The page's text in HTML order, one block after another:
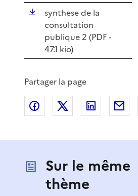
synthese de la
consultation
publique 2 (PDF-
47.1 kio)
Partager la page
Partager sur Facebook
Partager sur X
Partager
Sur le même
thème